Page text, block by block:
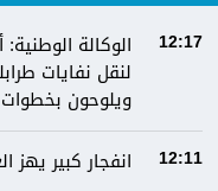
12:17
الوكالة
لنقل نفايات
ويلوحون
12:11 انفجار كبير